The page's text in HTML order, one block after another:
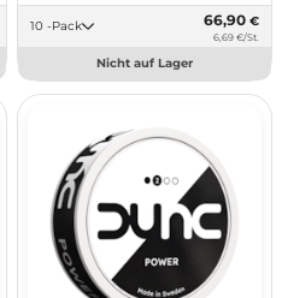
10 -Pack 66,90 €
6,69 €/St.
Nicht auf Lager